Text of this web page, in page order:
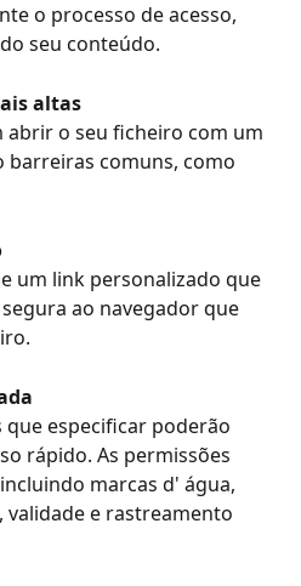
o processo de acesso,
seu conteúdo.
altas
o seu ficheiro com um
barreiras comuns, como
um link personalizado que
ao navegador que
especificar poderão
rápido. As permissões
marcas d' água,
e rastreamento